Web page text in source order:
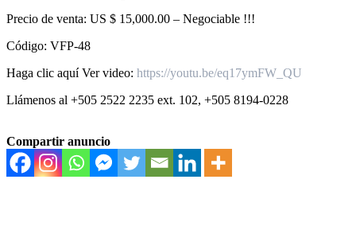
Precio de venta: US $ 15,000.00 – Negociable !!!
Código: VFP-48
Haga clic aquí Ver video: https://youtu.be/eq17ymFW_QU
Llámenos al +505 2522 2235 ext. 102, +505 8194-0228
Compartir anuncio